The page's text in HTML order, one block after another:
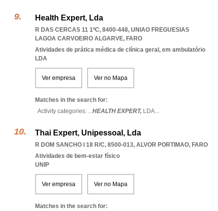
Health Expert, Lda
R DAS CERCAS 11 1ºC, 8400-448, UNIAO FREGUESIAS
LAGOA CARVOEIRO ALGARVE, FARO
Atividades de prática médica de clínica geral, em ambulatório
LDA
Ver empresa Ver no Mapa
Matches in the search for:
Activity categories: ...HEALTH EXPERT, LDA...
Thai Expert, Unipessoal, Lda
R DOM SANCHO I 18 R/C, 8500-013, ALVOR PORTIMAO, FARO
Atividades de bem-estar físico
UNIP
Ver empresa Ver no Mapa
Matches in the search for: